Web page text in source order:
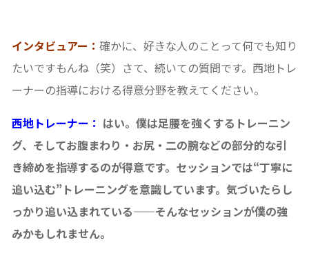
インタビュアー： 確かに、好きな人のことって何でも知り
たいですもんね（笑）さて、続いての質問です。西地トレ
ーナーの指導における得意分野を教えてください。
西地トレーナー： はい。僕は足腰を強くするトレーニン
グ、そしてお腹まわり・お尻・二の腕などの部分的な引
き締めを指導するのが得意です。セッションでは“丁寧に
追い込む”トレーニングを意識しています。気づいたらし
っかり追い込まれている——そんなセッションが僕の強
みかもしれません。